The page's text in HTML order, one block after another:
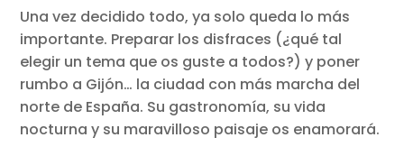
Una vez decidido todo, ya solo queda lo más
importante. Preparar los disfraces (¿qué tal
elegir un tema que os guste a todos?) y poner
rumbo a Gijón… la ciudad con más marcha del
norte de España. Su gastronomía, su vida
nocturna y su maravilloso paisaje os enamorará.